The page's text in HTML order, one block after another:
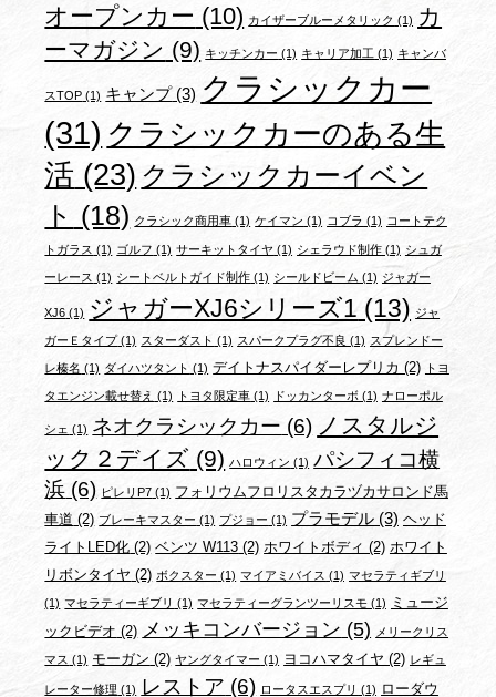
オープンカー (10) カイザーブルーメタリック (1) カ
ーマガジン (9) キッチンカー (1) キャリア加工 (1) キャンバ
スTOP (1) キャンプ(3) クラシックカー
(31) クラシックカーのある生
活 (23) クラシックカーイベン
ト (18) クラシック商用車 (1) ケイマン (1) コブラ (1) コートテク
トガラス (1) ゴルフ (1) サーキットタイヤ (1) シェラウド制作(1) シュガ
ーレース (1) シートベルトガイド制作 (1) シールドビーム (1) ジャガー
XJ6 (1) ジャガーXJ6シリーズ1 (13) ジャ
ガーＥタイプ(1) スターダスト (1) スパークプラグ不良 (1) スプレンドー
レ榛名 (1) ダイハツタント (1) デイトナスパイダーレプリカ (2) トヨ
タエンジン載せ替え (1) トヨタ限定車 (1) ドッカンターボ (1) ナローポル
シェ (1) ネオクラシックカー (6) ノスタルジ
ック２デイズ (9) ハロウィン (1) パシフィコ横
浜 (6) ピレリP7 (1) フォリウムフロリスタカラヅカサロンド馬
車道 (2) ブレーキマスター (1) プジョー (1) プラモデル (3) ヘッド
ライトLED化 (2) ベンツ W113 (2) ホワイトボディ (2) ホワイト
リボンタイヤ (2) ボクスター (1) マイアミバイス (1) マセラティギブリ
(1) マセラティーギブリ (1) マセラティーグランツーリスモ (1)
ミュージ
ックビデオ (2) メッキコンバージョン (5) メリークリス
マス (1) モーガン (2) ヤングタイマー (1) ヨコハマタイヤ (2) レギュ
レーター修理 (1) レストア (6) ロータスエスプリ (1) ローダウ